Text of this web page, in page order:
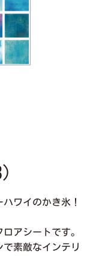
ワイのかき氷！
アシートです。
素敵なインテリ